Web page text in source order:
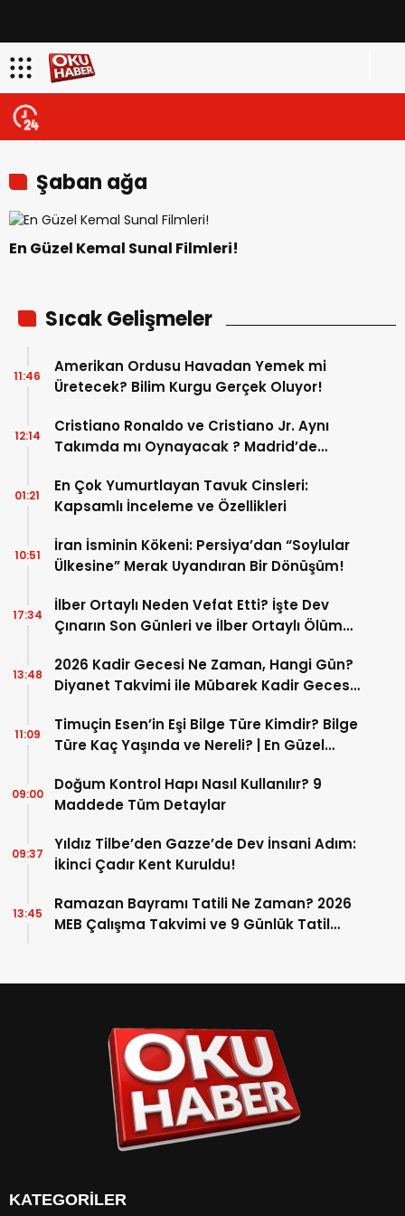
Şaban ağa
En Güzel Kemal Sunal Filmleri!
Sıcak Gelişmeler
Amerikan Ordusu Havadan Yemek mi
Üretecek? Bilim Kurgu Gerçek Oluyor!
11:46
Cristiano Ronaldo ve Cristiano Jr. Aynı
Takımda mı Oynayacak ? Madrid’de
12:14
En Çok Yumurtlayan Tavuk Cinsleri:
Kapsamlı İnceleme ve Özellikleri
01:21
İran İsminin Kökeni: Persiya’dan “Soylular
Ülkesine” Merak Uyandıran Bir Dönüşüm!
10:51
İlber Ortaylı Neden Vefat Etti? İşte Dev
Çınarın Son Günleri ve İlber Ortaylı Ölüm
17:34
2026 Kadir Gecesi Ne Zaman, Hangi Gün?
Diyanet Takvimi ile Mübarek Kadir Gecesi
13:48
Timuçin Esen’in Eşi Bilge Türe Kimdir? Bilge
Türe Kaç Yaşında ve Nereli? | En Güzel
11:09
Doğum Kontrol Hapı Nasıl Kullanılır? 9
Maddede Tüm Detaylar
09:00
Yıldız Tilbe’den Gazze’de Dev İnsani Adım:
İkinci Çadır Kent Kuruldu!
09:37
Ramazan Bayramı Tatili Ne Zaman? 2026
MEB Çalışma Takvimi ve 9 Günlük Tatil
13:45
KATEGORİLER